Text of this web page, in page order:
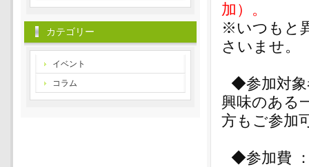
加）。
※いつもと
さいませ。
◆参加対象
興味のある
方もご参加
◆参加費
カテゴリー
イベント
コラム